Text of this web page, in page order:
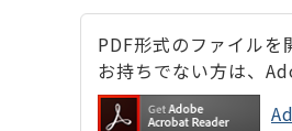
PDF形式のファイル
お持ちでない方は、